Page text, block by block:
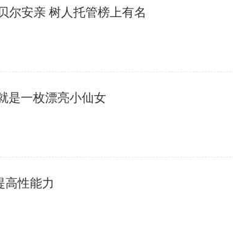
尔安亲 树人托管榜上有名
是一枚漂亮小仙女
高性能力